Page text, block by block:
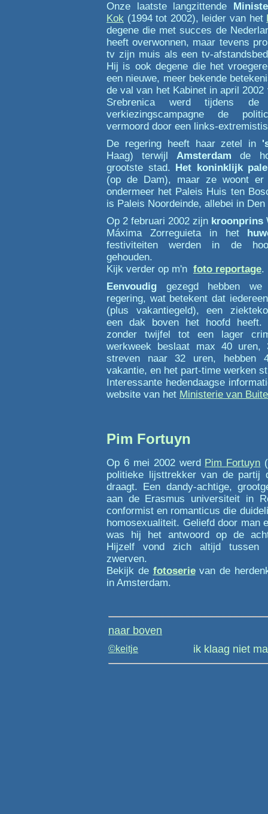
Onze laatste langzittende
Kok(1994 tot 2002), leider van het
degene die met succes de
heeft overwonnen, maar tevens
tv zijn muis als een tv-
Hij is ook degene die het
een nieuwe, meer bekende
de val van het Kabinet in april
Srebrenica werd tijdens de
verkiezingscampagne de
vermoord door een links-
De regering heeft haar zetel in
Haag) terwijlAmsterdamde
grootste stad.Het koninklijk
(op de Dam), maar ze woont
ondermeer het Paleis Huis ten
is Paleis Noordeinde, allebei in Den
Op 2 februari 2002 zijnkroonprins
Máxima Zorreguieta in het
festiviteiten werden in de
gehouden.
Kijk verder op m'nfoto reportage.
Eenvoudiggezegd hebben we
regering, wat betekent dat
(plus vakantiegeld), een
een dak boven het hoofd heeft.
zonder twijfel tot een lager
werkweek beslaat max 40
streven naar 32 uren, hebben
vakantie, en het part-time werken
Interessante hedendaagse
website van hetMinisterie van
Pim Fortuyn
Op 6 mei 2002 werdPim Fortuyn
politieke lijsttrekker van de partij
draagt. Een dandy-achtige,
aan de Erasmus universiteit in
conformist en romanticus die
homosexualiteit. Geliefd door man
was hij het antwoord op de
Hijzelf vond zich altijd tussen
zwerven.
Bekijk defotoserievan de
in Amsterdam.
naar boven
©keitje ik klaag niet